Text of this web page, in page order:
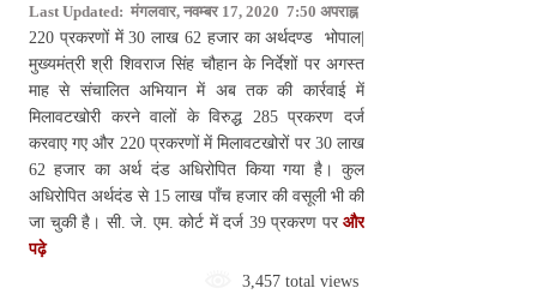
Last Updated: मंगलवार, नवम्बर 17, 2020 7:50 अपराह्न
220 प्रकरणों में 30 लाख 62 हजार का अर्थदण्ड भोपाल|
मुख्यमंत्री श्री शिवराज सिंह चौहान के निर्देशों पर अगस्त
माह से संचालित अभियान में अब तक की कार्रवाई में
मिलावटखोरी करने वालों के विरुद्ध 285 प्रकरण दर्ज
करवाए गए और 220 प्रकरणों में मिलावटखोरों पर 30 लाख
62 हजार का अर्थ दंड अधिरोपित किया गया है। कुल
अधिरोपित अर्थदंड से 15 लाख पाँच हजार की वसूली भी की
जा चुकी है। सी. जे. एम. कोर्ट में दर्ज 39 प्रकरण पर और
पढ़े
3,457 total views